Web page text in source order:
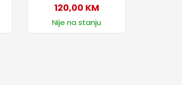
120,00 KM
Nije na stanju